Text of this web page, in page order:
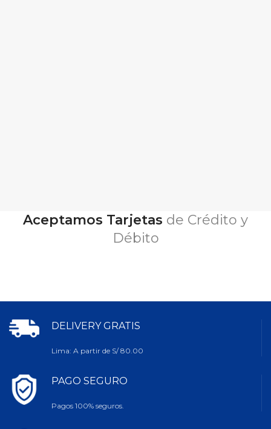
Aceptamos Tarjetas de Crédito y
Débito
DELIVERY GRATIS
Lima: A partir de S/ 80.00
PAGO SEGURO
Pagos 100% seguros.